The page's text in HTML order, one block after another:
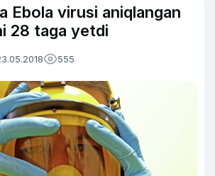
Ebola virusi aniqlangan
28 taga yetdi
555